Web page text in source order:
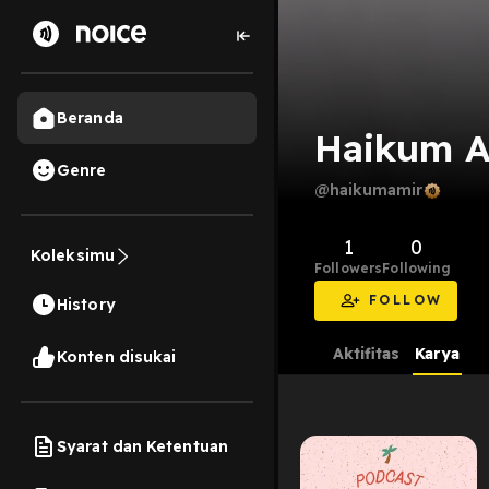
Beranda
Genre
Koleksimu
History
Konten disukai
Syarat dan Ketentuan
Haikum
@haikumamir
1
Followers
0
Following
FOLLOW
Aktifitas Karya